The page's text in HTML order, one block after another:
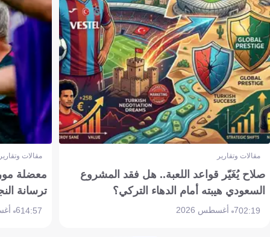
مقالات وتقارير
صلاح يُغَيّر قواعد اللعبة.. هل فقد المشروع
السعودي هيبته أمام الدهاء التركي؟
02:197 أغسطس 2026
مقالات
معضلة
ترسانة
14:576 أغسطس 2026